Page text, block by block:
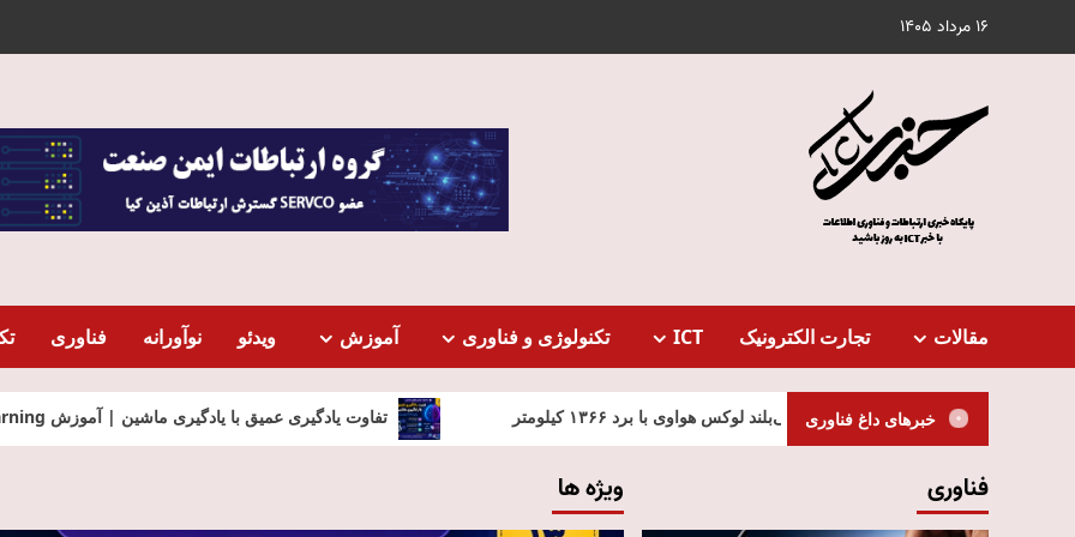
16 مرداد 1405
مقالات تجارت الکترونیک ICT تکنولوژی و فناوری آموزش ویدئو نوآورانه فناوری
خبرهای داغ فناوری تفاوت یادگیری عمیق با یادگیری ماشین | آموزش Deep Learning
ویژه ها فناوری